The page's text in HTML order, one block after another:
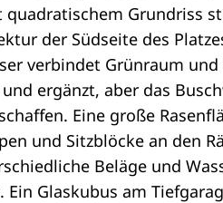
Grundriss
der Südseite des
verbindet Grünraum
ergänzt, aber das
Eine große
und Sitzblöcke an den
Beläge und
Ein Glaskubus am